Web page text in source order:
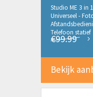
Studio ME 3 in
Universeel -
Telefoon statief
€99.99
Bekijk